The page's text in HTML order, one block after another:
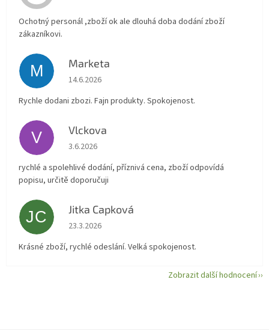
Ochotný personál ,zboží ok ale dlouhá doba dodání zboží
zákazníkovi.
M Marketa
Hodnocení obchodu je 5 z 5 hvězdiček.
14.6.2026
Rychle dodani zbozi. Fajn produkty. Spokojenost.
V Vlckova
Hodnocení obchodu je 5 z 5 hvězdiček.
3.6.2026
rychlé a spolehlivé dodání, příznivá cena, zboží odpovídá
popisu, určitě doporučuji
JC Jitka Capková
Hodnocení obchodu je 5 z 5 hvězdiček.
23.3.2026
Krásné zboží, rychlé odeslání. Velká spokojenost.
Zobrazit další hodnocení